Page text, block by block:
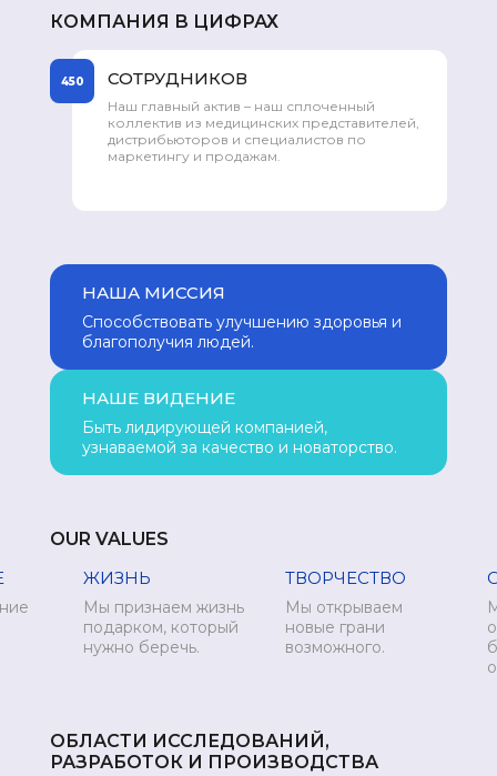
КОМПАНИЯ В ЦИФРАХ
450 СОТРУДНИКОВ
Наш главный актив – наш сплоченный
коллектив из медицинских представителей,
дистрибьюторов и специалистов по
маркетингу и продажам.
НАША МИССИЯ
Способствовать улучшению здоровья и
благополучия людей.
НАШЕ ВИДЕНИЕ
Быть лидирующей компанией,
узнаваемой за качество и новаторство.
OUR VALUES
ЖИЗНЬ
Мы признаем жизнь
подарком, который
нужно беречь.
ТВОРЧЕСТВО
Мы открываем
новые грани
возможного.
ОБЛАСТИ ИССЛЕДОВАНИЙ,
РАЗРАБОТОК И ПРОИЗВОДСТВА